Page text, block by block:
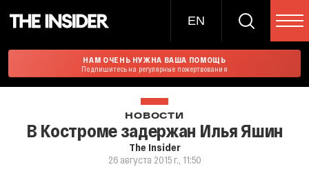
EN
НАМ ОЧЕНЬ НУЖНА ВАША ПОМОЩЬ
Подпишитесь на регулярные пожертвования
НОВОСТИ
В Костроме задержан Илья Яшин
The Insider
26 августа 2015 г., 11:50